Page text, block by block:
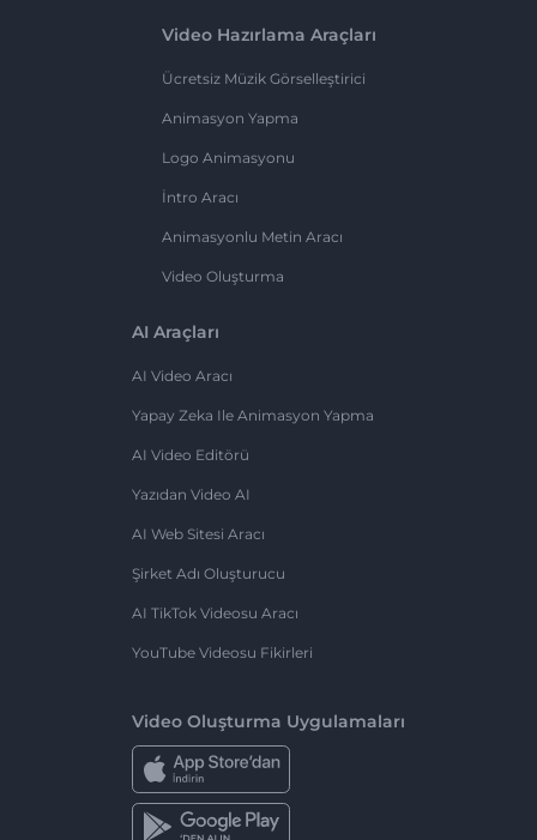
Video Hazırlama Araçları
Ücretsiz Müzik Görselleştirici
Animasyon Yapma
Logo Animasyonu
İntro Aracı
Animasyonlu Metin Aracı
Video Oluşturma
AI Araçları
AI Video Aracı
Yapay Zeka Ile Animasyon Yapma
AI Video Editörü
Yazıdan Video AI
AI Web Sitesi Aracı
Şirket Adı Oluşturucu
AI TikTok Videosu Aracı
YouTube Videosu Fikirleri
Video Oluşturma Uygulamaları